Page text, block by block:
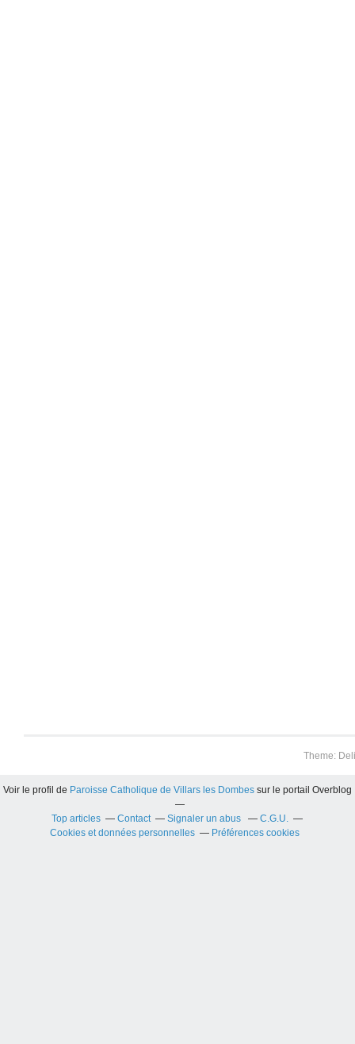
Theme:
Voir le profil de Paroisse Catholique de Villars les Dombes sur le portail Overblog
Top articles Contact Signaler un abus
C.G.U.
Cookies et données personnelles
Préférences cookies